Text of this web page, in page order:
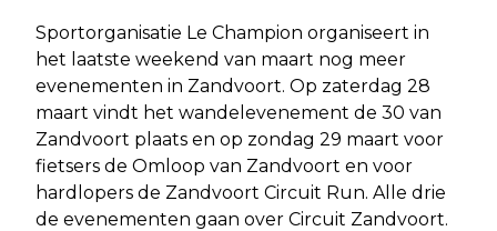
Sportorganisatie Le Champion organiseert in
het laatste weekend van maart nog meer
evenementen in Zandvoort. Op zaterdag 28
maart vindt het wandelevenement de 30 van
Zandvoort plaats en op zondag 29 maart voor
fietsers de Omloop van Zandvoort en voor
hardlopers de Zandvoort Circuit Run. Alle drie
de evenementen gaan over Circuit Zandvoort.